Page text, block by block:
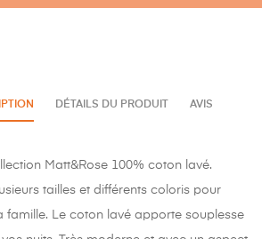
DÉTAILS DU PRODUIT AVIS
Matt&Rose 100% coton lavé.
tailles et différents coloris pour
famille. Le coton lavé apporte souplesse